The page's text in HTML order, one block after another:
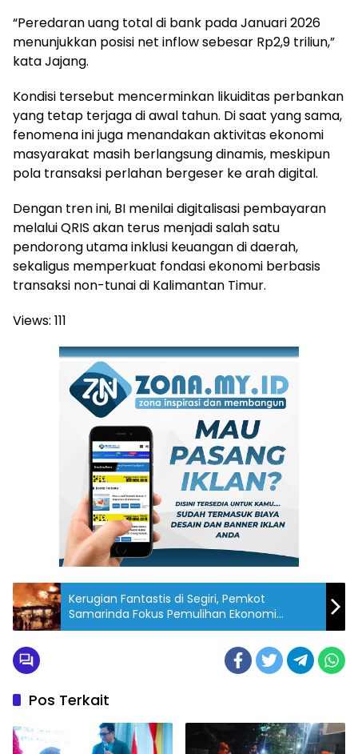
“Peredaran uang total di bank pada Januari 2026
menunjukkan posisi net inflow sebesar Rp2,9 triliun,”
kata Jajang.
Kondisi tersebut mencerminkan likuiditas perbankan
yang tetap terjaga di awal tahun. Di saat yang sama,
fenomena ini juga menandakan aktivitas ekonomi
masyarakat masih berlangsung dinamis, meskipun
pola transaksi perlahan bergeser ke arah digital.
Dengan tren ini, BI menilai digitalisasi pembayaran
melalui QRIS akan terus menjadi salah satu
pendorong utama inklusi keuangan di daerah,
sekaligus memperkuat fondasi ekonomi berbasis
transaksi non-tunai di Kalimantan Timur.
Views: 111
Kerugian Fantastis di Segiri, Pemkot
Samarinda Fokus Pemulihan Ekonomi
Pedagang
Pos Terkait